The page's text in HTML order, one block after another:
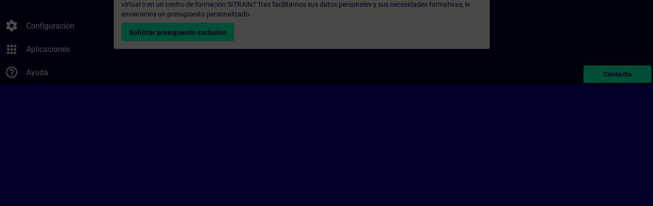
settings Configuración
apps Aplicaciones
help_outline Ayuda
virtual o en un centro de formación SITRAIN? Tras facilitarnos sus datos personales y sus necesidades formativas, le
enviaremos un presupuesto personalizado.
Solicitar presupuesto exclusivo
Contacto